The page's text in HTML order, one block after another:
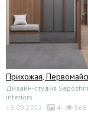
Прихожая,
Дизайн-студия
interiors
13.09.2022
4 568